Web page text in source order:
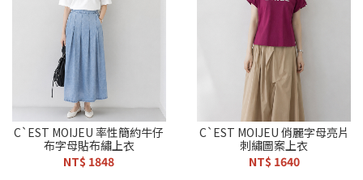
C`EST MOIJEU 率性簡約牛仔
布字母貼布繡上衣
NT$ 1848
C`EST MOIJEU 俏麗字母亮片
刺繡圖案上衣
NT$ 1640